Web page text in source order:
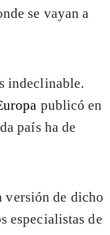
se vayan a
indeclinable.
publicó en
país ha de
versión de dicho
especialistas de